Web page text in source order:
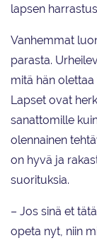
lapsen
Vanhemmat
parasta.
mitä hän
Lapset ovat
sanattomille
olennainen
on hyvä ja
suorituksia.
– Jos sinä et
opeta nyt, niin